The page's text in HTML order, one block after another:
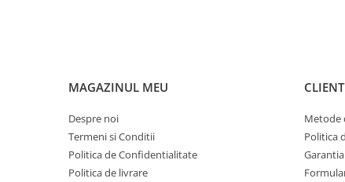
MAGAZINUL MEU
Despre noi
Termeni si Conditii
Politica de Confidentialitate
Politica de livrare
Metode
Politica